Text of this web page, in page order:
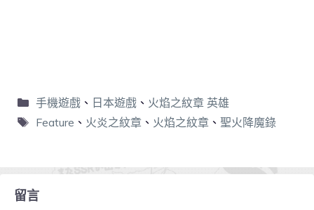
手機遊戲、 日本遊戲、 火焰之紋章 英雄
Feature 、 火炎之紋章、 火焰之紋章、 聖火降魔錄
留言